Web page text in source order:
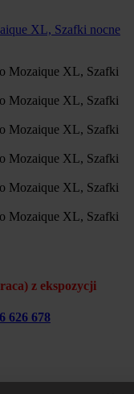
z ekspozycji
626 678